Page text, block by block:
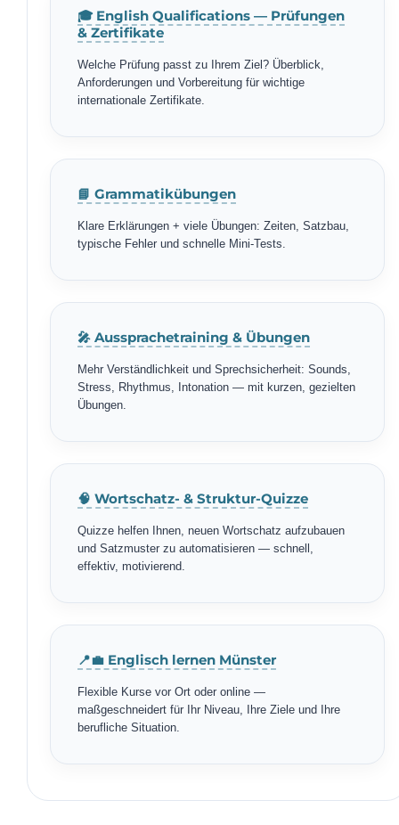
🎓 English Qualifications — Prüfungen
& Zertifikate
Welche Prüfung passt zu Ihrem Ziel? Überblick,
Anforderungen und Vorbereitung für wichtige
internationale Zertifikate.
📘 Grammatikübungen
Klare Erklärungen + viele Übungen: Zeiten, Satzbau,
typische Fehler und schnelle Mini-Tests.
🎤 Aussprachetraining & Übungen
Mehr Verständlichkeit und Sprechsicherheit: Sounds,
Stress, Rhythmus, Intonation — mit kurzen, gezielten
Übungen.
🧠 Wortschatz- & Struktur-Quizze
Quizze helfen Ihnen, neuen Wortschatz aufzubauen
und Satzmuster zu automatisieren — schnell,
effektiv, motivierend.
📍💼 Englisch lernen Münster
Flexible Kurse vor Ort oder online —
maßgeschneidert für Ihr Niveau, Ihre Ziele und Ihre
berufliche Situation.